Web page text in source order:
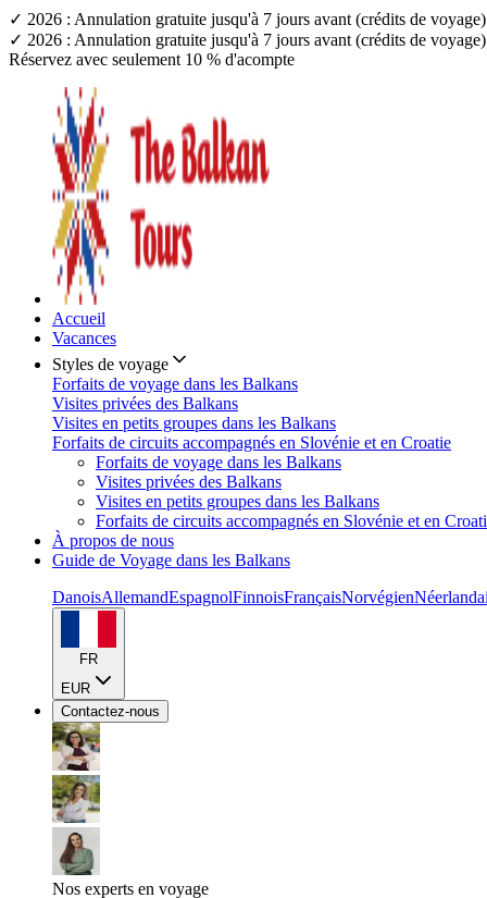
✓ 2026 : Annulation gratuite jusqu'à 7 jours avant (crédits de
✓ 2026 : Annulation gratuite jusqu'à 7 jours avant (crédits de
Réservez avec seulement 10 % d'acompte
Accueil
Vacances
Styles de voyage
Forfaits de voyage dans les Balkans
Visites privées des Balkans
Visites en petits groupes dans les Balkans
Forfaits de circuits accompagnés en Slovénie et en Croatie
Forfaits de voyage dans les Balkans
Visites privées des Balkans
Visites en petits groupes dans les Balkans
Forfaits de circuits accompagnés en Slovénie et en
À propos de nous
Guide de Voyage dans les Balkans
DanoisAllemandEspagnolFinnoisFrançaisNorvégien
FR
EUR
Contactez-nous
Nos experts en voyage